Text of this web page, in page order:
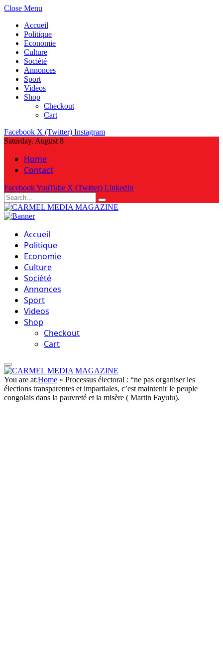
Close Menu
Accueil
Politique
Economie
Culture
Socièté
Annonces
Sport
Videos
Shop
Checkout
Cart
Facebook X (Twitter) Instagram
Saturday, August 8
Home
Contact
FacebookYouTube X (Twitter) LinkedIn
Accueil
Politique
Economie
Culture
Socièté
Annonces
Sport
Videos
Shop
Checkout
Cart
You are at:Home » Processus électoral : “ne pas organiser les
élections transparentes et impartiales, c’est maintenir le peuple
congolais dans la pauvreté et la misère ( Martin Fayulu).